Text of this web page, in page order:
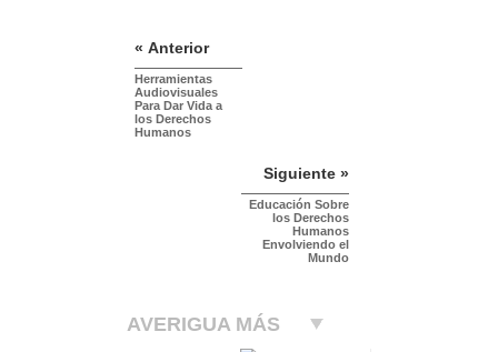
« Anterior
Herramientas
Audiovisuales
Para Dar Vida a
los Derechos
Humanos
Siguiente »
Educación Sobre
los Derechos
Humanos
Envolviendo el
Mundo
AVERIGUA MÁS